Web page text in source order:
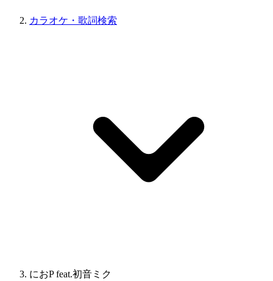
カラオケ・歌詞検索
におP feat.初音ミク